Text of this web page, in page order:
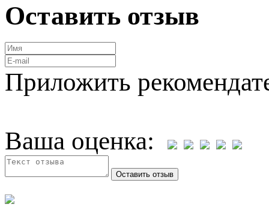
Оставить отзыв
Приложить
Ваша оценка: